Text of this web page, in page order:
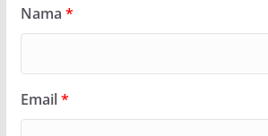
Nama *
Email*